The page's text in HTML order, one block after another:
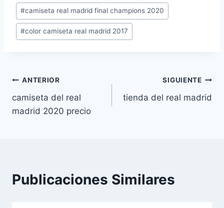
la
entrada:
#camiseta real madrid final champions 2020
#color camiseta real madrid 2017
Navegación
de
ANTERIOR
camiseta del real
madrid 2020 precio
SIGUIENTE
tienda del real madrid
Publicaciones Similares